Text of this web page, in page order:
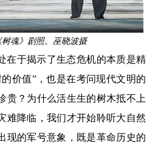
树魂》剧照。巫晓波摄
在于揭示了生态危机的本质是精
价值”，也是在考问现代文明的
贵？为什么活生生的树木抵不上
难降临，我们才开始聆听大自然
现的军号意象，既是革命历史的